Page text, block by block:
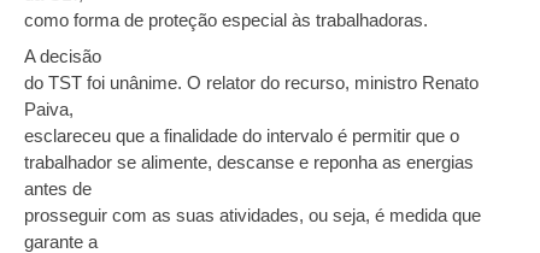
como forma de proteção especial às trabalhadoras.
A decisão
do TST foi unânime. O relator do recurso, ministro Renato
Paiva,
esclareceu que a finalidade do intervalo é permitir que o
trabalhador se alimente, descanse e reponha as energias
antes de
prosseguir com as suas atividades, ou seja, é medida que
garante a